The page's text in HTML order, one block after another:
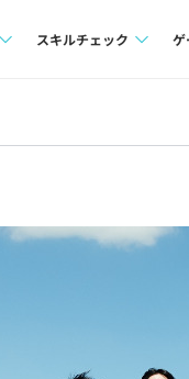
ッジ
スキルチェック
再チャレンジ結果一覧
ゲ